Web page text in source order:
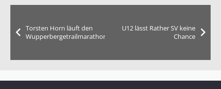
Torsten Horn läuft den
Wupperbergetrailmarathon
U12 lässt Rather SV keine
Chance